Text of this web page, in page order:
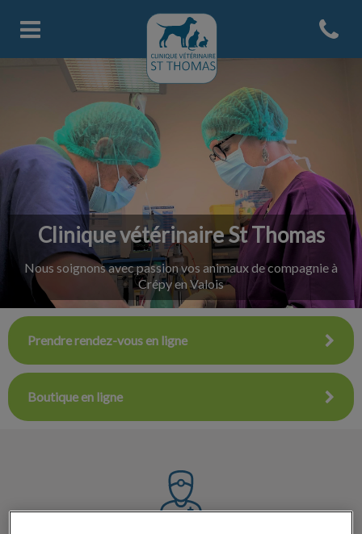
Page d'accueil de Clinique
Open
Clinique vétérinaire St Thomas
Nous soignons avec passion vos animaux de compagnie à
Crépy en Valois
Prendre rendez-vous en ligne
Boutique en ligne